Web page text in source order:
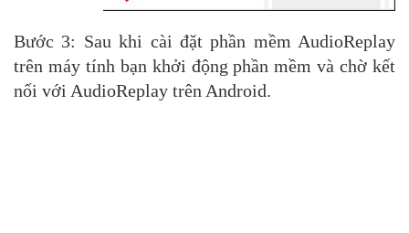
Bước 3: Sau khi cài đặt phần mềm AudioReplay
trên máy tính bạn khởi động phần mềm và chờ kết
nối với AudioReplay trên Android.